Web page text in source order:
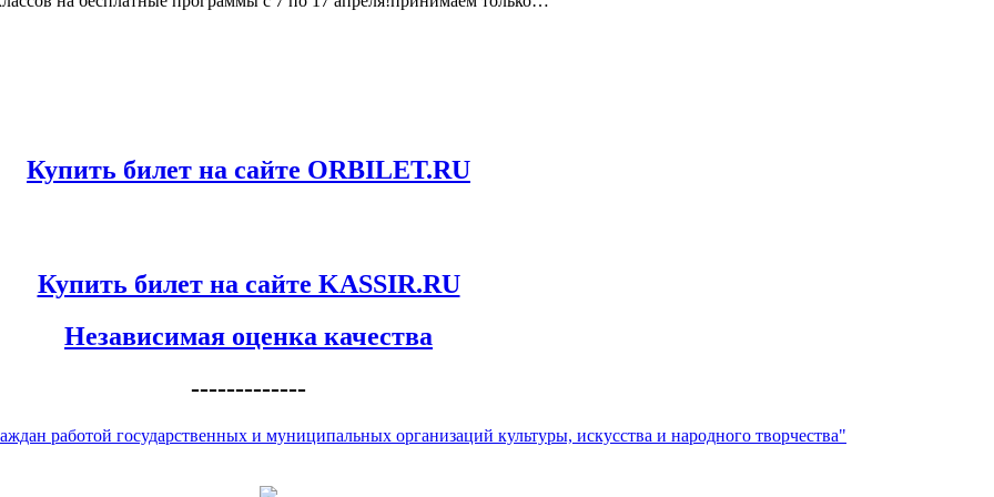
Купить билет на сайте ORBILET.RU
Купить билет на сайте KASSIR.RU
Независимая оценка качества
-------------
работой государственных и муниципальных организаций культуры, искусства и народного творчества"